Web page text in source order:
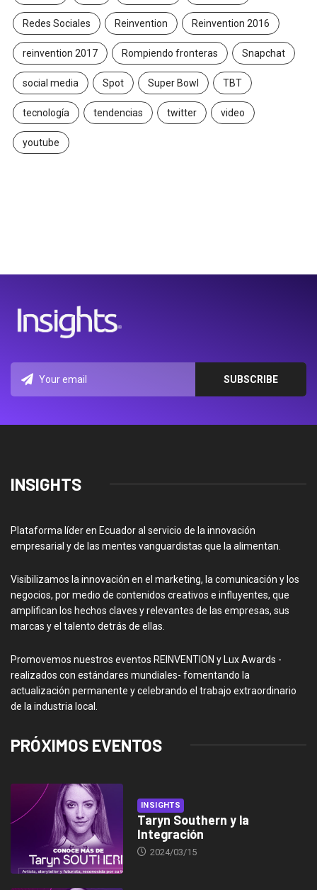
Redes Sociales Reinvention Reinvention 2016
reinvention 2017 Rompiendo fronteras Snapchat
social media Spot Super Bowl TBT
tecnología tendencias twitter video
youtube
INSIGHTS
Plataforma líder en Ecuador al servicio de la innovación
empresarial y de las mentes vanguardistas que la alimentan.
Visibilizamos la innovación en el marketing, la comunicación y los
negocios, por medio de contenidos creativos e influyentes, que
amplifican los hechos claves y relevantes de las empresas, sus
marcas y el talento detrás de ellas.
Promovemos nuestros eventos REINVENTION y Lux Awards -
realizados con estándares mundiales- fomentando la
actualización permanente y celebrando el trabajo extraordinario
de la industria local.
PRÓXIMOS EVENTOS
INSIGHTS
Taryn Southern y la
Integración
2024/03/15